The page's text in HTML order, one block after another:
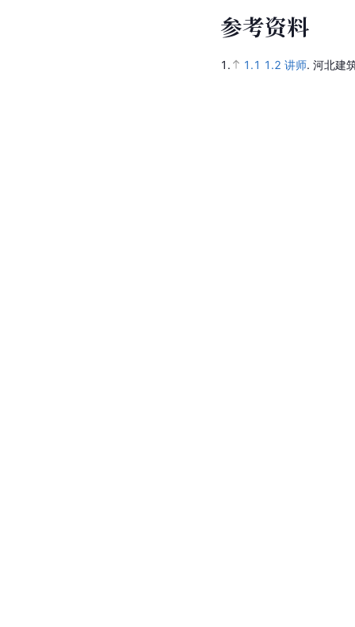
参考资料
1. 1.1 1.2 讲师. 河北建